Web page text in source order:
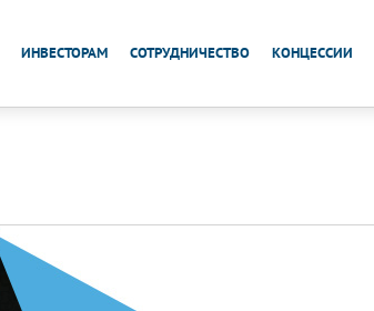
ИНВЕСТОРАМ СОТРУДНИЧЕСТВО КОНЦЕССИИ